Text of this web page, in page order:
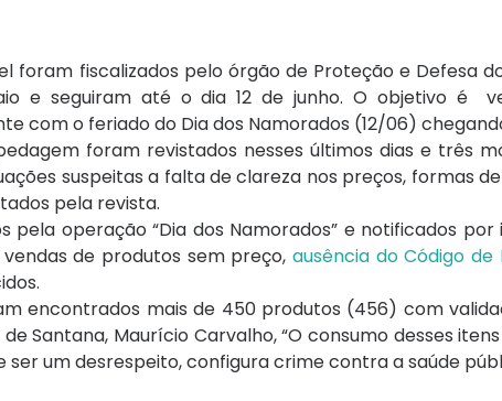
foram fiscalizados pelo órgão de Proteção e Defesa
e seguiram até o dia 12 de junho. O objetivo é
com o feriado do Dia dos Namorados (12/06)
foram revistados nesses últimos dias e três
suspeitas a falta de clareza nos preços, formas
pela revista.
operação “Dia dos Namorados” e notificados por
de produtos sem preço, ausência do Código
encontrados mais de 450 produtos (456) com
Santana, Maurício Carvalho, “O consumo desses
um desrespeito, configura crime contra a saúde